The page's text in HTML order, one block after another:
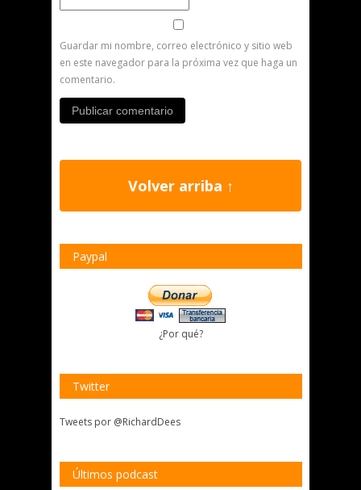
Guardar mi nombre, correo electrónico y sitio web
en este navegador para la próxima vez que haga un
comentario.
Volver arriba ↑
Paypal
¿Por qué?
Twitter
Tweets por @RichardDees
Últimos podcast